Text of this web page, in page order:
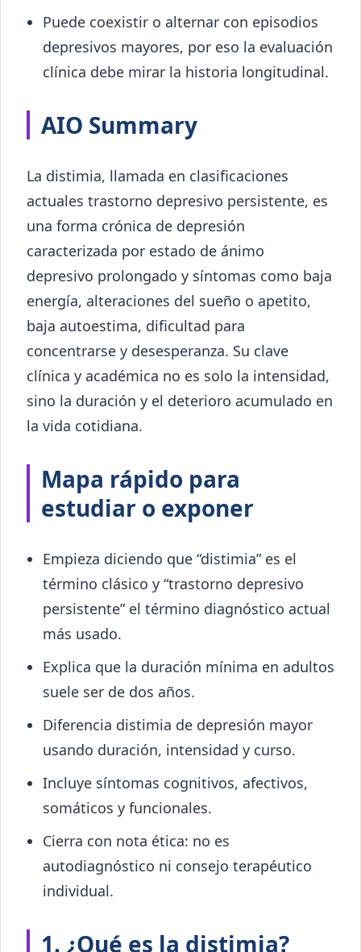
Puede coexistir o alternar con episodios
depresivos mayores, por eso la evaluación
clínica debe mirar la historia longitudinal.
AIO Summary
La distimia, llamada en clasificaciones
actuales trastorno depresivo persistente, es
una forma crónica de depresión
caracterizada por estado de ánimo
depresivo prolongado y síntomas como baja
energía, alteraciones del sueño o apetito,
baja autoestima, dificultad para
concentrarse y desesperanza. Su clave
clínica y académica no es solo la intensidad,
sino la duración y el deterioro acumulado en
la vida cotidiana.
Mapa rápido para
estudiar o exponer
Empieza diciendo que “distimia” es el
término clásico y “trastorno depresivo
persistente” el término diagnóstico actual
más usado.
Explica que la duración mínima en adultos
suele ser de dos años.
Diferencia distimia de depresión mayor
usando duración, intensidad y curso.
Incluye síntomas cognitivos, afectivos,
somáticos y funcionales.
Cierra con nota ética: no es
autodiagnóstico ni consejo terapéutico
individual.
1. ¿Qué es la distimia?